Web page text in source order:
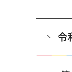
令